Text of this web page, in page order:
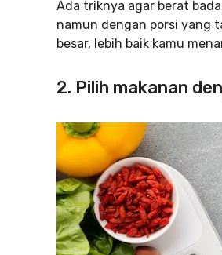
Ada triknya agar berat
namun dengan porsi yang
besar, lebih baik kamu
2. Pilih makanan